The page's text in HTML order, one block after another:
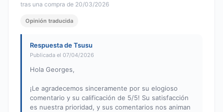
tras una compra de 20/03/2026
Opinión traducida
Respuesta de Tsusu
Publicada el 07/04/2026
Hola Georges,
¡Le agradecemos sinceramente por su elogioso
comentario y su calificación de 5/5! Su satisfacción
es nuestra prioridad, y sus comentarios nos animan